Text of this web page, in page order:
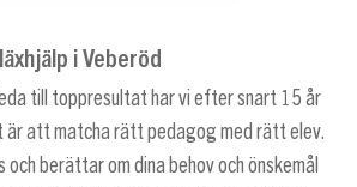
i Veberöd
till toppresultat har vi efter snart 15 år
att matcha rätt pedagog med rätt elev.
och berättar om dina behov och önskemål